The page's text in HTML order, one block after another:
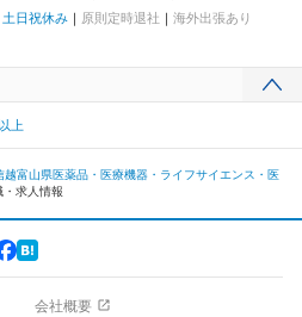
土日祝休み 原則定時退社
海外出張あり
上
越富山県医薬品・医療機器・ライフサイエンス・医
・求人情報
会社概要